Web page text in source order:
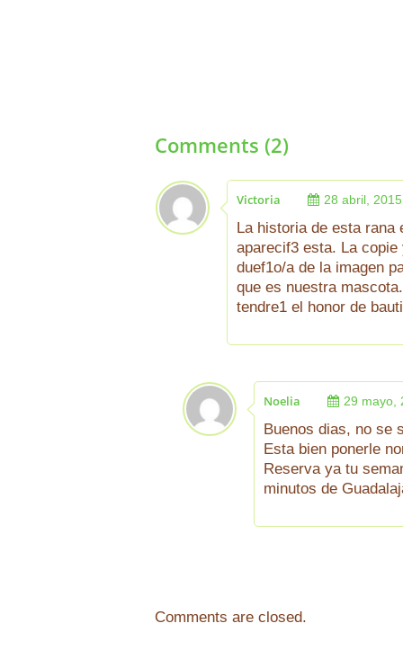
Comments (2)
Victoria 28 abril, 2015
La historia de esta rana
aparecif3 esta. La
duef1o/a de la imagen
que es nuestra
tendre1 el honor de
Noelia 29 mayo,
Buenos dias, no se
Esta bien ponerle
Reserva ya tu
minutos de
Comments are closed.